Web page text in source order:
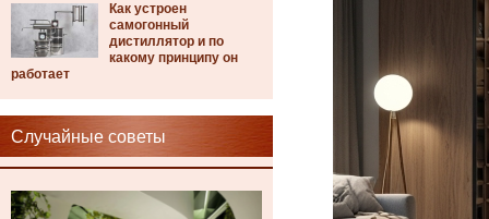
Как устроен
самогонный
дистиллятор и по
какому принципу он
работает
Случайные советы